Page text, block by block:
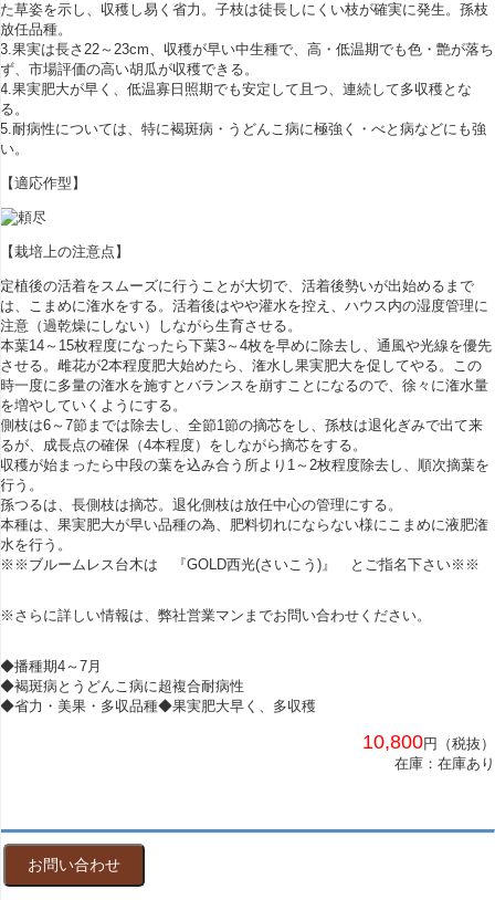
た草姿を示し、収穫し易く省力。子枝は徒長しにくい枝が確実に発生。孫枝
放任品種。
3.果実は長さ22～23cm、収穫が早い中生種で、高・低温期でも色・艶が落ち
ず、市場評価の高い胡瓜が収穫できる。
4.果実肥大が早く、低温寡日照期でも安定して且つ、連続して多収穫とな
る。
5.耐病性については、特に褐斑病・うどんこ病に極強く・べと病などにも強
い。
【適応作型】
【栽培上の注意点】
定植後の活着をスムーズに行うことが大切で、活着後勢いが出始めるまで
は、こまめに潅水をする。活着後はやや灌水を控え、ハウス内の湿度管理に
注意（過乾燥にしない）しながら生育させる。
本葉14～15枚程度になったら下葉3～4枚を早めに除去し、通風や光線を優先
させる。雌花が2本程度肥大始めたら、潅水し果実肥大を促してやる。この
時一度に多量の潅水を施すとバランスを崩すことになるので、徐々に潅水量
を増やしていくようにする。
側枝は6～7節までは除去し、全節1節の摘芯をし、孫枝は退化ぎみで出て来
るが、成長点の確保（4本程度）をしながら摘芯をする。
収穫が始まったら中段の葉を込み合う所より1～2枚程度除去し、順次摘葉を
行う。
孫つるは、長側枝は摘芯。退化側枝は放任中心の管理にする。
本種は、果実肥大が早い品種の為、肥料切れにならない様にこまめに液肥潅
水を行う。
※※ブルームレス台木は 『GOLD西光(さいこう)』 とご指名下さい※※
※さらに詳しい情報は、弊社営業マンまでお問い合わせください。
◆播種期4～7月
◆褐斑病とうどんこ病に超複合耐病性
◆省力・美果・多収品種◆果実肥大早く、多収穫
10,800円（税抜）
在庫：在庫あり